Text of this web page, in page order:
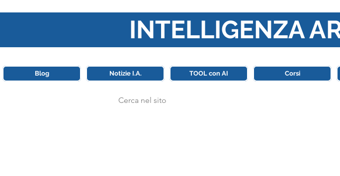
INTELLIGENZA
Blog Notizie I.A. TOOL con AI Corsi